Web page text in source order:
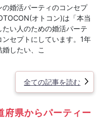
の婚活パーティのコンセプ
オトコン)は「本当
たい人のための婚活パーテ
ンセプトにしています。1年
婚したい、こ
全ての記事を読む
府県からパーティー